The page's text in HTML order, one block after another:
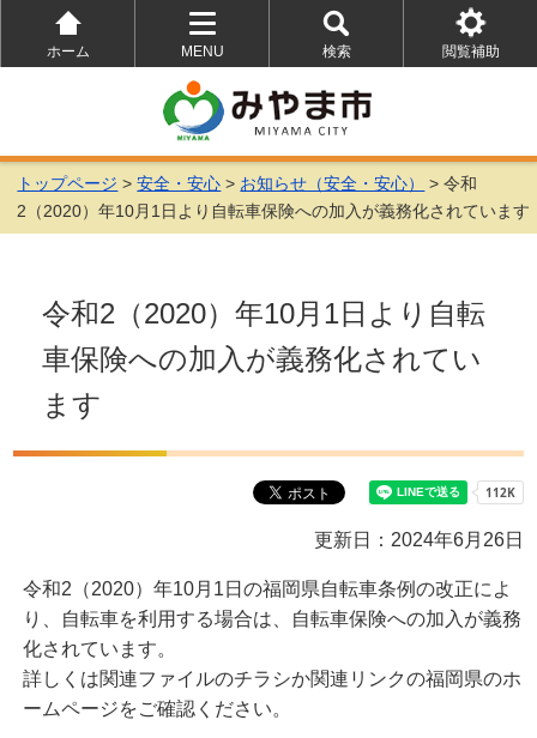
ホーム
MENU
を
開
く
検索
を
開
く
閲覧補助
を
トップページ >安全・安心 > お知らせ（安全・安心）
> 令和
2（2020）年10月1日より自転車保険への加入が義務化されています
令和2（2020）年10月1日より自転
車保険への加入が義務化されてい
ます
更新日：2024年6月26日
令和2（2020）年10月1日の福岡県自転車条例の改正によ
り、自転車を利用する場合は、自転車保険への加入が義務
化されています。
詳しくは関連ファイルのチラシか関連リンクの福岡県のホ
ームページをご確認ください。